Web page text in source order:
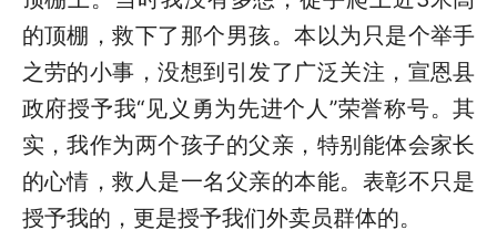
的顶棚，救下了那个男孩。本以为只是个举手
之劳的小事，没想到引发了广泛关注，宣恩县
政府授予我“见义勇为先进个人”荣誉称号。其
实，我作为两个孩子的父亲，特别能体会家长
的心情，救人是一名父亲的本能。表彰不只是
授予我的，更是授予我们外卖员群体的。